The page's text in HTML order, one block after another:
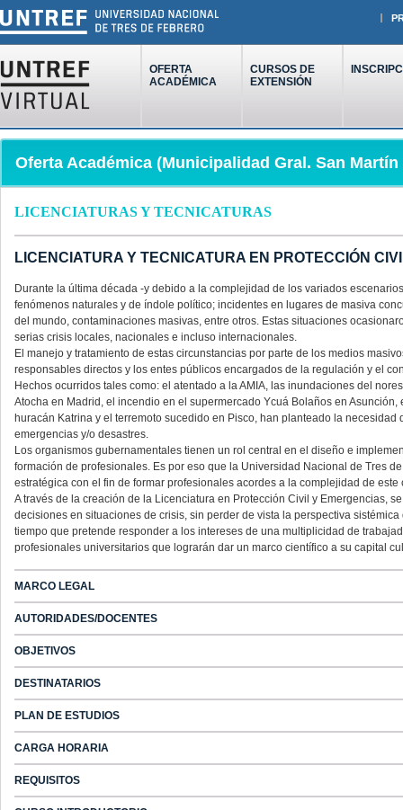
OFERTA
ACADÉMICA
CURSOS DE
EXTENSIÓN
Oferta Académica (Municipalidad Gral. San Martín
LICENCIATURAS Y TECNICATURAS
LICENCIATURA Y TECNICATURA EN PROTECCIÓN
Durante la última década -y debido a la complejidad de los variados
fenómenos naturales y de índole político; incidentes en lugares de masiva
del mundo, contaminaciones masivas, entre otros. Estas situaciones
serias crisis locales, nacionales e incluso internacionales.
El manejo y tratamiento de estas circunstancias por parte de los medios
responsables directos y los entes públicos encargados de la regulación y el
Hechos ocurridos tales como: el atentado a la AMIA, las inundaciones del
Atocha en Madrid, el incendio en el supermercado Ycuá Bolaños en
huracán Katrina y el terremoto sucedido en Pisco, han planteado la
emergencias y/o desastres.
Los organismos gubernamentales tienen un rol central en el diseño e
formación de profesionales. Es por eso que la Universidad Nacional de Tres
estratégica con el fin de formar profesionales acordes a la complejidad de
A través de la creación de la Licenciatura en Protección Civil y Emergencias,
decisiones en situaciones de crisis, sin perder de vista la perspectiva
tiempo que pretende responder a los intereses de una multiplicidad de
profesionales universitarios que lograrán dar un marco científico a su capital
MARCO LEGAL
AUTORIDADES/DOCENTES
OBJETIVOS
DESTINATARIOS
PLAN DE ESTUDIOS
CARGA HORARIA
REQUISITOS